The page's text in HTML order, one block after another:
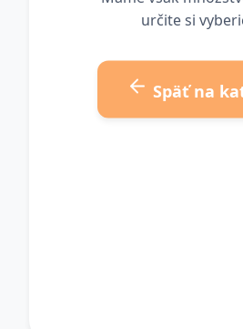
určite si
Späť na